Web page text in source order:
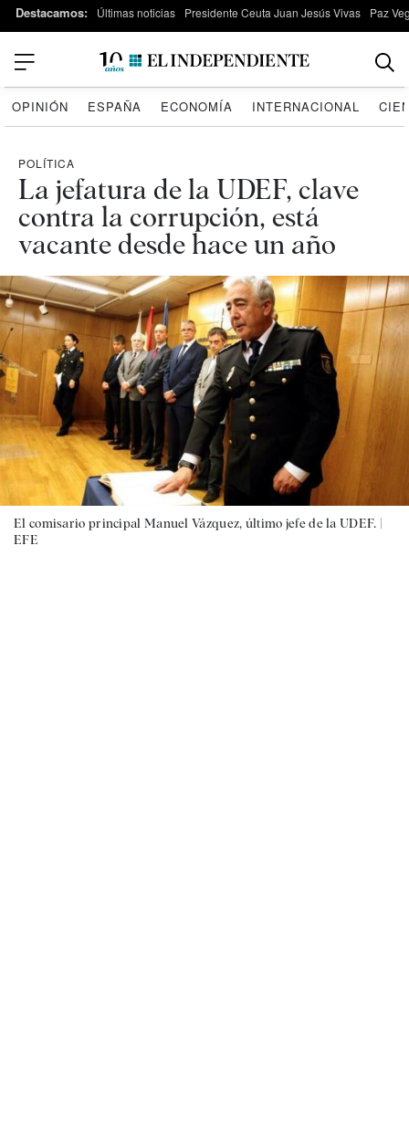
Destacamos: Últimas noticias Presidente Ceuta Juan Jesús Vivas Paz
OPINIÓN ESPAÑA ECONOMÍA INTERNACIONAL
POLÍTICA
La jefatura de la UDEF, clave
contra la corrupción, está
vacante desde hace un año
El comisario principal Manuel Vázquez, último jefe de la UDEF. |
EFE